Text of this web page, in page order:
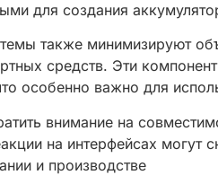
для создания
также минимизируют
средств. Эти
особенно важно для
внимание на
на интерфейсах могут
и производстве